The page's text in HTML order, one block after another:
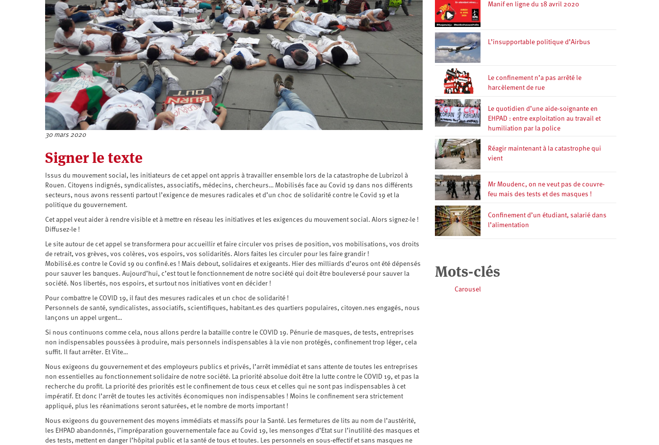
30 mars 2020
Signer le texte
Issus du mouvement social, les initiateurs de cet appel ont appris à travailler ensemble lors de la catastrophe de Lubrizol à
Rouen. Citoyens indignés, syndicalistes, associatifs, médecins, chercheurs… Mobilisés face au Covid 19 dans nos différents
secteurs, nous avons ressenti partout l’exigence de mesures radicales et d’un choc de solidarité contre le Covid 19 et la
politique du gouvernement.
Cet appel veut aider à rendre visible et à mettre en réseau les initiatives et les exigences du mouvement social. Alors signez-le !
Diffusez-le !
Le site autour de cet appel se transformera pour accueillir et faire circuler vos prises de position, vos mobilisations, vos droits
de retrait, vos grèves, vos colères, vos espoirs, vos solidarités. Alors faites les circuler pour les faire grandir !
Mobilisé.es contre le Covid 19 ou confiné.es ! Mais debout, solidaires et exigeants. Hier des milliards d’euros ont été dépensés
pour sauver les banques. Aujourd’hui, c’est tout le fonctionnement de notre société qui doit être bouleversé pour sauver la
société. Nos libertés, nos espoirs, et surtout nos initiatives vont en décider !
Pour combattre le COVID 19, il faut des mesures radicales et un choc de solidarité !
Personnels de santé, syndicalistes, associatifs, scientifiques, habitant.es des quartiers populaires, citoyen.nes engagés, nous
lançons un appel urgent…
Si nous continuons comme cela, nous allons perdre la bataille contre le COVID 19. Pénurie de masques, de tests, entreprises
non indispensables poussées à produire, mais personnels indispensables à la vie non protégés, confinement trop léger, cela
suffit. Il faut arrêter. Et Vite…
Nous exigeons du gouvernement et des employeurs publics et privés, l’arrêt immédiat et sans attente de toutes les entreprises
non essentielles au fonctionnement solidaire de notre société. La priorité absolue doit être la lutte contre le COVID 19, et pas la
recherche du profit. La priorité des priorités est le confinement de tous ceux et celles qui ne sont pas indispensables à cet
impératif. Et donc l’arrêt de toutes les activités économiques non indispensables ! Moins le confinement sera strictement
appliqué, plus les réanimations seront saturées, et le nombre de morts important !
Nous exigeons du gouvernement des moyens immédiats et massifs pour la Santé. Les fermetures de lits au nom de l’austérité,
les EHPAD abandonnés, l’impréparation gouvernementale face au Covid 19, les mensonges d’Etat sur l’inutilité des masques et
des tests, mettent en danger l’hôpital public et la santé de tous et toutes. Les personnels en sous-effectif et sans masques ne
Manif en ligne du 18 avril 2020
L’insupportable politique d’Airbus
Le confinement n’a pas arrêté le
harcèlement de rue
Le quotidien d’une aide-soignante en
EHPAD : entre exploitation au travail et
humiliation par la police
Réagir maintenant à la catastrophe qui
vient
Mr Moudenc, on ne veut pas de couvre-
feu mais des tests et des masques !
Confinement d’un étudiant, salarié dans
l’alimentation
Mots-clés
Carousel